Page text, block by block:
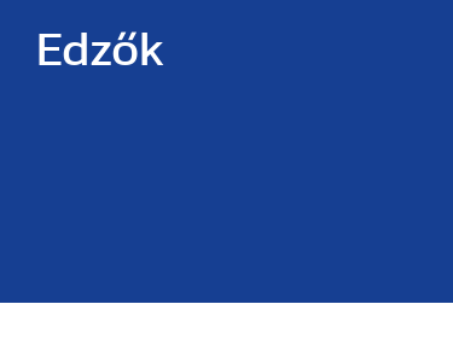
Edzők